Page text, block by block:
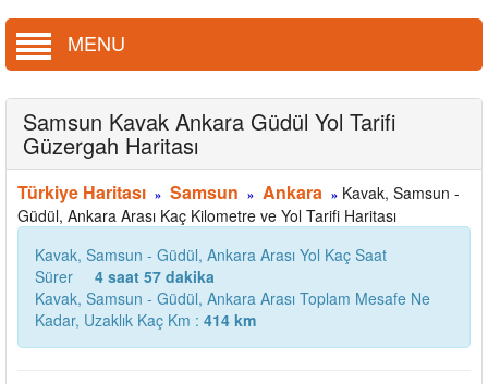
MENU
Samsun Kavak Ankara Güdül Yol Tarifi
Güzergah Haritası
Türkiye Haritası » Samsun » Ankara » Kavak, Samsun -
Güdül, Ankara Arası Kaç Kilometre ve Yol Tarifi Haritası
Kavak, Samsun - Güdül, Ankara Arası Yol Kaç Saat
Sürer
4 saat 57 dakika
Kavak, Samsun - Güdül, Ankara Arası Toplam Mesafe Ne
Kadar, Uzaklık Kaç Km : 414 km